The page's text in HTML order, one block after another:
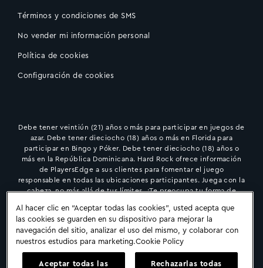
Términos y condiciones de SMS
No vender mi información personal
Política de cookies
Configuración de cookies
Debe tener veintiún (21) años o más para participar en juegos de
azar. Debe tener dieciocho (18) años o más en Florida para
participar en Bingo y Póker. Debe tener dieciocho (18) años o
más en la República Dominicana. Hard Rock ofrece información
de PlayersEdge a sus clientes para fomentar el juego
responsable en todas las ubicaciones participantes. Juega con la
cabeza, no más allá de tus límites. ¿Te preocupa tu forma de
1-833-PLAYWISEIN:1-800-994-8448; NV/Punta Cana:1-800-522-
4700; OH:1-800-589-9966. ON: ConnexOntario1-866-531-2600
Al hacer clic en “Aceptar todas las cookies”, usted acepta que
las cookies se guarden en su dispositivo para mejorar la
navegación del sitio, analizar el uso del mismo, y colaborar con
nuestros estudios para marketing.Cookie Policy
Aceptar todas las Rechazarlas todas